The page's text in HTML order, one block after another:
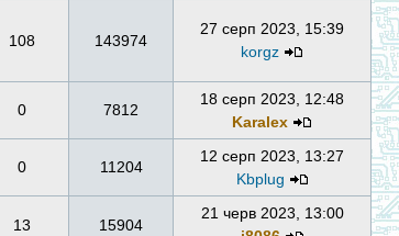
108 143974
27 серп 2023, 15:39
korgz
0 7812
18 серп 2023, 12:48
Karalex
0 11204
12 серп 2023, 13:27
Kbplug
13 15904
21 черв 2023, 13:00